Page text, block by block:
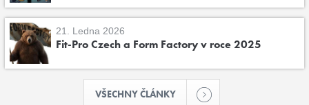
21. Ledna 2026
Fit-Pro Czech a Form Factory v roce 2025
VŠECHNY ČLÁNKY